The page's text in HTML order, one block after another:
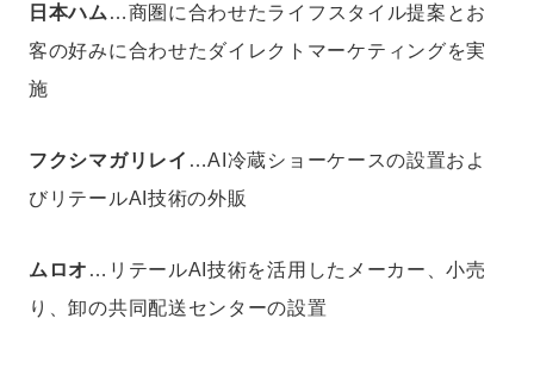
日本ハム …商圏に合わせたライフスタイル提案とお
客の好みに合わせたダイレクトマーケティングを実
施
フクシマガリレイ …AI冷蔵ショーケースの設置およ
びリテールAI技術の外販
ムロオ …リテールAI技術を活用したメーカー、小売
り、卸の共同配送センターの設置